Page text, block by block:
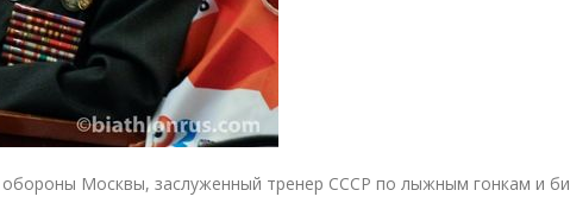
Москвы, заслуженный тренер СССР по лыжным гонкам и